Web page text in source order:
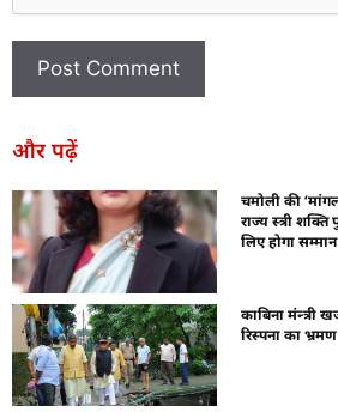
और पढ़ें
चमोली की
राज्य स्त्री
लिए होगा सम्मान
काबिना मंन्त्री
रिस्पना का भ्रमण